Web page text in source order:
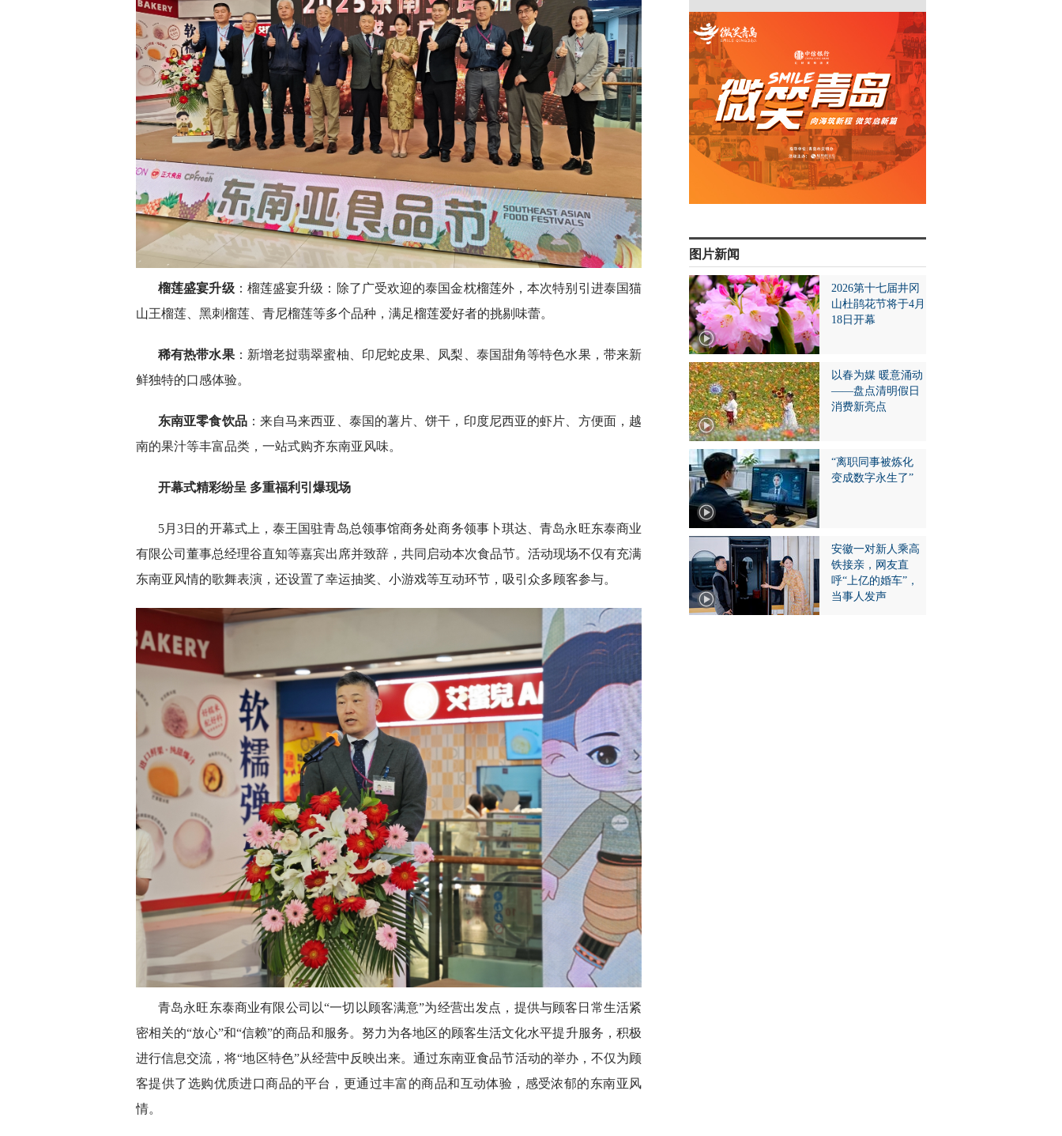
榴莲盛宴升级：榴莲盛宴升级：除了广受欢迎的泰国金枕榴莲外，本次特别引进泰国猫
山王榴莲、黑刺榴莲、青尼榴莲等多个品种，满足榴莲爱好者的挑剔味蕾。
稀有热带水果：新增老挝翡翠蜜柚、印尼蛇皮果、凤梨、泰国甜角等特色水果，带来新
鲜独特的口感体验。
东南亚零食饮品：来自马来西亚、泰国的薯片、饼干，印度尼西亚的虾片、方便面，越
南的果汁等丰富品类，一站式购齐东南亚风味。
开幕式精彩纷呈 多重福利引爆现场
5月3日的开幕式上，泰王国驻青岛总领事馆商务处商务领事卜琪达、青岛永旺东泰商业
有限公司董事总经理谷直知等嘉宾出席并致辞，共同启动本次食品节。活动现场不仅有充满
东南亚风情的歌舞表演，还设置了幸运抽奖、小游戏等互动环节，吸引众多顾客参与。
青岛永旺东泰商业有限公司以“一切以顾客满意”为经营出发点，提供与顾客日常生活紧
密相关的“放心”和“信赖”的商品和服务。努力为各地区的顾客生活文化水平提升服务，积极
进行信息交流，将“地区特色”从经营中反映出来。通过东南亚食品节活动的举办，不仅为顾
客提供了选购优质进口商品的平台，更通过丰富的商品和互动体验，感受浓郁的东南亚风
情。
图片新闻
2026第十七届井冈
山杜鹃花节将于4月
18日开幕
以春为媒 暖意涌动
——盘点清明假日
消费新亮点
“离职同事被炼化
变成数字永生了”
安徽一对新人乘高
铁接亲，网友直
呼“上亿的婚车”，
当事人发声